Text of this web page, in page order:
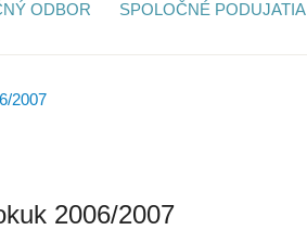
ODBOR SPOLOČNÉ PODUJATIA
2007
2006/2007